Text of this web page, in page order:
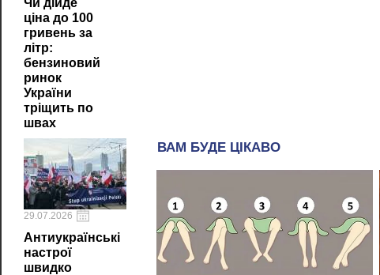
Чи дійде
ціна до 100
гривень за
літр:
бензиновий
ринок
України
тріщить по
швах
29.07.2026
Антиукраїнські
настрої
швидко